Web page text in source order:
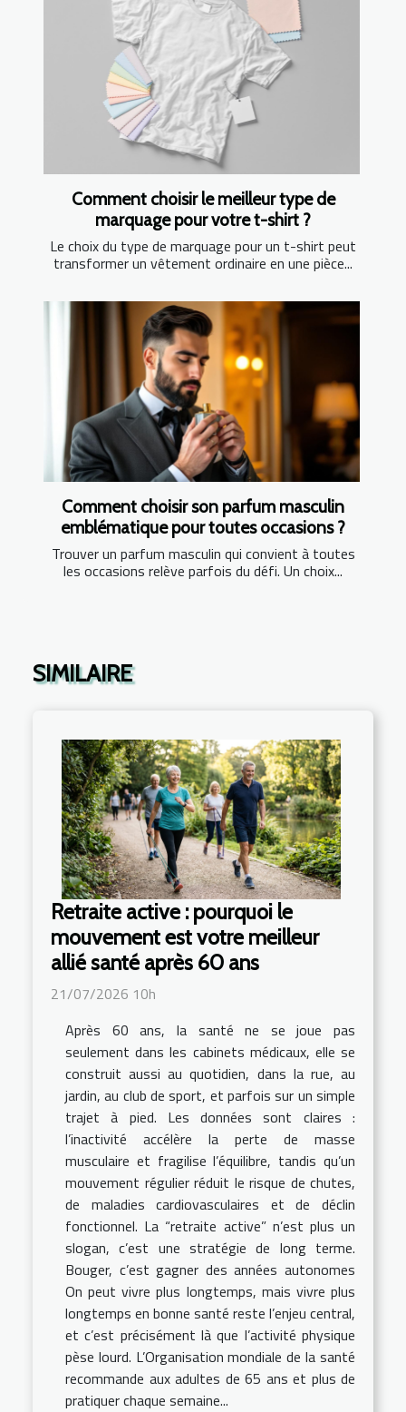
Comment choisir le meilleur type de
marquage pour votre t-shirt ?
Le choix du type de marquage pour un t-shirt peut
transformer un vêtement ordinaire en une pièce...
Comment choisir son parfum masculin
emblématique pour toutes occasions ?
Trouver un parfum masculin qui convient à toutes
les occasions relève parfois du défi. Un choix...
SIMILAIRE
Retraite active : pourquoi le
mouvement est votre meilleur
allié santé après 60 ans
21/07/2026 10h
Après 60 ans, la santé ne se joue pas
seulement dans les cabinets médicaux, elle se
construit aussi au quotidien, dans la rue, au
jardin, au club de sport, et parfois sur un simple
trajet à pied. Les données sont claires :
l’inactivité accélère la perte de masse
musculaire et fragilise l’équilibre, tandis qu’un
mouvement régulier réduit le risque de chutes,
de maladies cardiovasculaires et de déclin
fonctionnel. La “retraite active” n’est plus un
slogan, c’est une stratégie de long terme.
Bouger, c’est gagner des années autonomes
On peut vivre plus longtemps, mais vivre plus
longtemps en bonne santé reste l’enjeu central,
et c’est précisément là que l’activité physique
pèse lourd. L’Organisation mondiale de la santé
recommande aux adultes de 65 ans et plus de
pratiquer chaque semaine...